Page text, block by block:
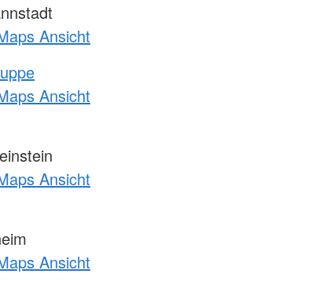
Ansicht
Ansicht
Ansicht
Ansicht